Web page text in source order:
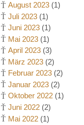
August 2023 (1)
Juli 2023 (1)
Juni 2023 (1)
Mai 2023 (1)
April 2023 (3)
März 2023 (2)
Februar 2023 (2)
Januar 2023 (2)
Oktober 2022 (1)
Juni 2022 (2)
Mai 2022 (1)